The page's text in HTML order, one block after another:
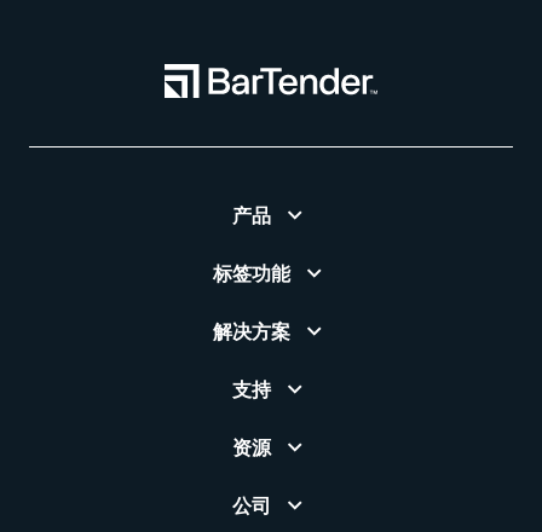
产品
标签功能
解决方案
支持
资源
公司